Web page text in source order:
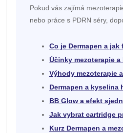
Pokud vás zajímá
nebo práce s PDRN séry,
Co je Dermapen a jak
Účinky mezoterapie a
Výhody mezoterapie
Dermapen a kyselina
BB Glow a efekt
Jak vybrat cartridge
Kurz Dermapen a